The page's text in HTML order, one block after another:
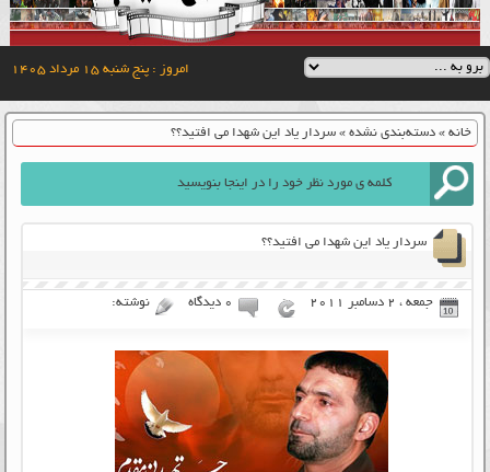
امروز : پنج شنبه ۱۵ مرداد ۱۴۰۵
خانه» دسته‌بندی نشده» سردار یاد این شهدا می افتید؟؟
سردار یاد این شهدا می افتید؟؟
جمعه ، 2 دسامبر 2011 ۰ دیدگاه نوشته: